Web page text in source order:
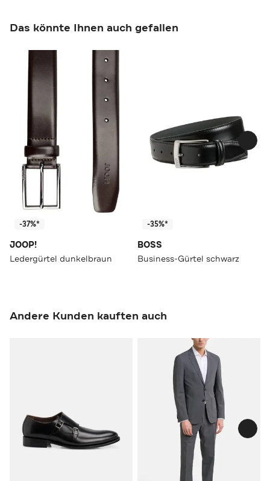
Das könnte Ihnen auch gefallen
-37%*
JOOP!
Ledergürtel dunkelbraun
-35%*
BOSS
Business-Gürtel schwarz
Andere Kunden kauften auch